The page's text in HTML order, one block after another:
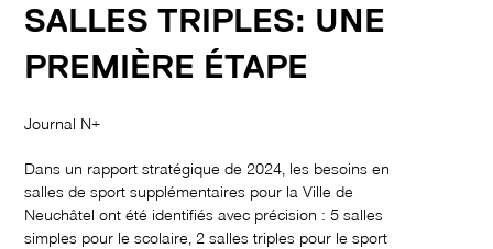
SALLES TRIPLES: UNE
PREMIÈRE ÉTAPE
Journal N+
Dans un rapport stratégique de 2024, les besoins en
salles de sport supplémentaires pour la Ville de
Neuchâtel ont été identifiés avec précision : 5 salles
simples pour le scolaire, 2 salles triples pour le sport